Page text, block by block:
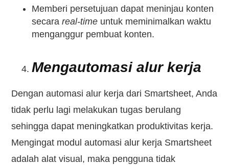
Memberi persetujuan dapat meninjau konten
secarareal-time untuk meminimalkan waktu
menganggur pembuat konten.
Mengautomasi alur kerja
Dengan automasi alur kerja dari Smartsheet, Anda
tidak perlu lagi melakukan tugas berulang
sehingga dapat meningkatkan produktivitas kerja.
Mengingat modul automasi alur kerja Smartsheet
adalah alat visual, maka pengguna tidak